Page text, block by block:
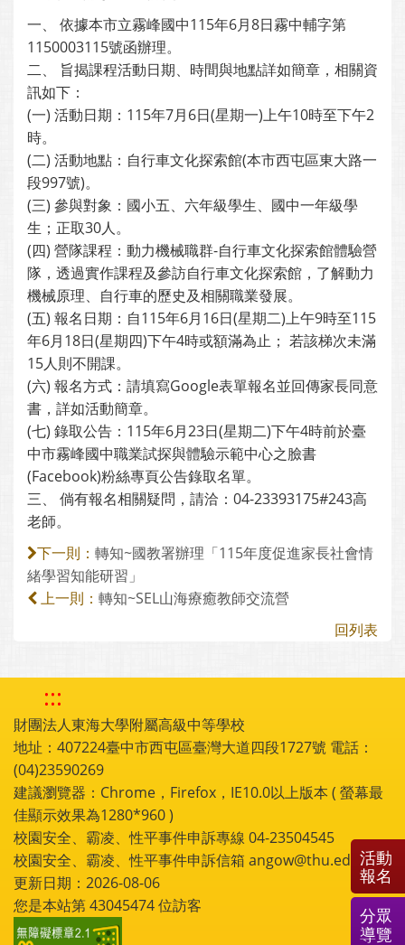
一、 依據本市立霧峰國中115年6月8日霧中輔字第
1150003115號函辦理。
二、 旨揭課程活動日期、時間與地點詳如簡章，相關資
訊如下：
(一) 活動日期：115年7月6日(星期一)上午10時至下午2
時。
(二) 活動地點：自行車文化探索館(本市西屯區東大路一
段997號)。
(三) 參與對象：國小五、六年級學生、國中一年級學
生；正取30人。
(四) 營隊課程：動力機械職群-自行車文化探索館體驗營
隊，透過實作課程及參訪自行車文化探索館，了解動力
機械原理、自行車的歷史及相關職業發展。
(五) 報名日期：自115年6月16日(星期二)上午9時至115
年6月18日(星期四)下午4時或額滿為止； 若該梯次未滿
15人則不開課。
(六) 報名方式：請填寫Google表單報名並回傳家長同意
書，詳如活動簡章。
(七) 錄取公告：115年6月23日(星期二)下午4時前於臺
中市霧峰國中職業試探與體驗示範中心之臉書
(Facebook)粉絲專頁公告錄取名單。
三、 倘有報名相關疑問，請洽：04-23393175#243高
老師。
下一則： 轉知~國教署辦理「115年度促進家長社會情
緒學習知能研習」
上一則： 轉知~SEL山海療癒教師交流營
回列表
:::
財團法人東海大學附屬高級中等學校
地址：407224臺中市西屯區臺灣大道四段1727號 電話：
(04)23590269
建議瀏覽器：Chrome，Firefox，IE10.0以上版本 ( 螢幕最
佳顯示效果為1280*960 )
校園安全、霸凌、性平事件申訴專線 04-23504545
校園安全、霸凌、性平事件申訴信箱 angow@thu.edu.tw
更新日期：2026-08-06
您是本站第43045474位訪客
活動
報名
分眾
導覽